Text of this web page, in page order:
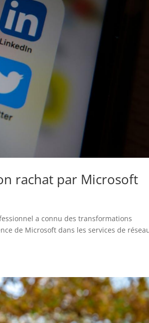
rachat par Microsoft
a connu des transformations
de Microsoft dans les services de